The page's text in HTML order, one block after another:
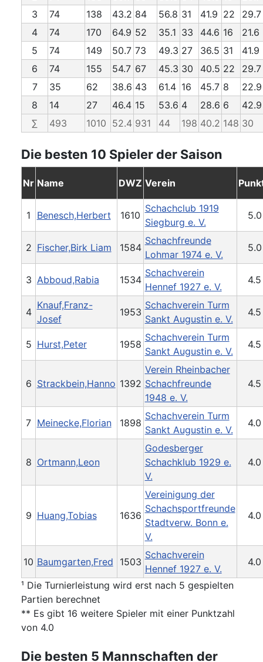
3
74 138 43.2 84 56.8 31 41.9 22
29.7
4
74 170 64.9 52 35.1 33 44.6 16
21.6
5
74 149 50.7 73 49.3 27 36.5 31
41.9
6
74 155 54.7 67 45.3 30 40.5 22
29.7
7
35 62 38.6 43 61.4 16 45.7 8
22.9
8
14 27 46.4 15 53.6 4 28.6 6
42.9
∑
493 1010 52.4 931 44 198 40.2 148 30
Die besten 10 Spieler der Saison
Nr Name DWZ Verein
1 Benesch,Herbert 1610
Schachclub 1919
Siegburg e. V.
5.0
2 Fischer,Birk Liam 1584
Schachfreunde
Lohmar 1974 e. V.
5.0
3 Abboud,Rabia 1534
Schachverein
Hennef 1927 e. V.
4.5
4
Knauf,Franz-
Josef
1953
Schachverein Turm
Sankt Augustin e. V.
4.5
5 Hurst,Peter 1958
Schachverein Turm
Sankt Augustin e. V.
4.5
6 Strackbein,Hanno 1392
Verein Rheinbacher
Schachfreunde
1948 e. V.
4.5
7 Meinecke,Florian 1898
Schachverein Turm
Sankt Augustin e. V.
4.0
8 Ortmann,Leon
Godesberger
Schachklub 1929 e.
V.
4.0
9 Huang,Tobias 1636
Vereinigung der
Schachsportfreunde
Stadtverw. Bonn e.
V.
4.0
10 Baumgarten,Fred 1503
Schachverein
Hennef 1927 e. V.
4.0
¹ Die Turnierleistung wird erst nach 5 gespielten
Partien berechnet
** Es gibt 16 weitere Spieler mit einer Punktzahl
von 4.0
Die besten 5 Mannschaften der